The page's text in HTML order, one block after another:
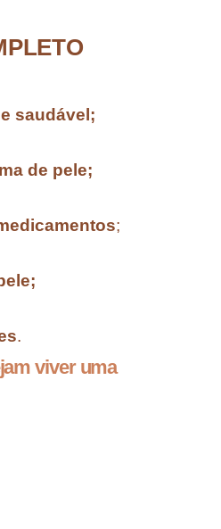
saudável;
de pele;
;
.
viver uma